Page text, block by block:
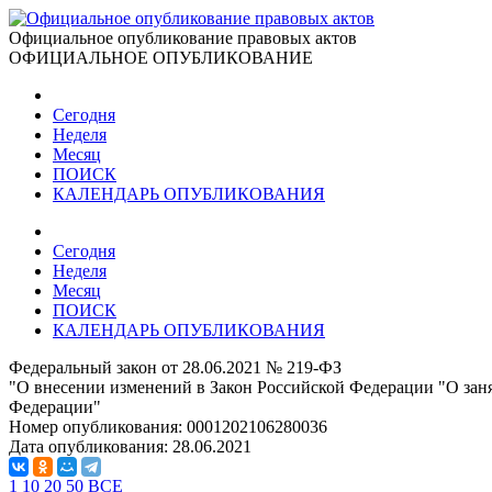
Официальное опубликование правовых актов
ОФИЦИАЛЬНОЕ ОПУБЛИКОВАНИЕ
Сегодня
Неделя
Месяц
ПОИСК
КАЛЕНДАРЬ ОПУБЛИКОВАНИЯ
Сегодня
Неделя
Месяц
ПОИСК
КАЛЕНДАРЬ ОПУБЛИКОВАНИЯ
Федеральный закон от 28.06.2021 № 219-ФЗ
"О внесении изменений в Закон Российской Федерации "О
Федерации"
Номер опубликования: 0001202106280036
Дата опубликования: 28.06.2021
1 10 20 50 ВСЕ